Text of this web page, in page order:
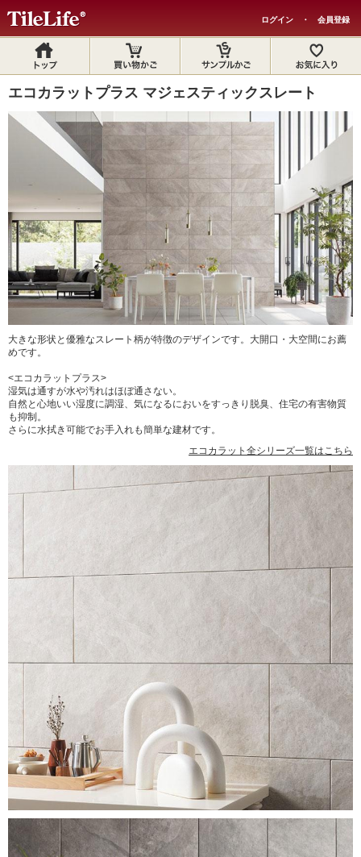
ログイン ・ 会員登録
エコカラットプラス マジェスティックスレート
大きな形状と優雅なスレート柄が特徴のデザインです。大開口・大空間にお薦
めです。
<エコカラットプラス>
湿気は通すが水や汚れはほぼ通さない。
自然と心地いい湿度に調湿、気になるにおいをすっきり脱臭、住宅の有害物質
も抑制。
さらに水拭き可能でお手入れも簡単な建材です。
エコカラット全シリーズ一覧はこちら